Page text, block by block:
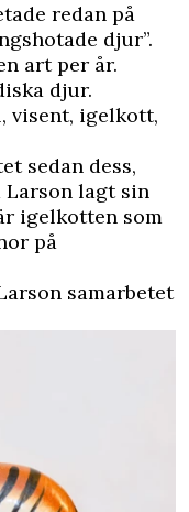
redan på
djur”.
art per år.
djur.
visent, igelkott,
sedan dess,
Larson lagt sin
igelkotten som
på
samarbetet